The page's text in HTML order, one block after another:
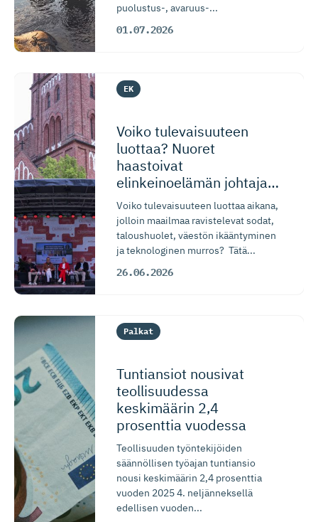
puolustus-, avaruus-...
01.07.2026
Voiko tulevaisuuteen
luottaa? Nuoret
haastoivat
elinkeinoelämän johtajat
SuomiAreenassa
Voiko tulevaisuuteen luottaa aikana,
jolloin maailmaa ravistelevat sodat,
taloushuolet, väestön ikääntyminen
ja teknologinen murros? Tätä...
26.06.2026
EK
Tuntiansiot nousivat
teollisuudessa
keskimäärin 2,4
prosenttia vuodessa
Teollisuuden työntekijöiden
säännöllisen työajan tuntiansio
nousi keskimäärin 2,4 prosenttia
vuoden 2025 4. neljänneksellä
edellisen vuoden...
Palkat